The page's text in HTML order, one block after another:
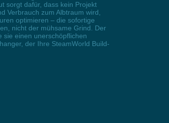
sorgt dafür, dass kein Projekt
Verbrauch zum Albtraum wird,
optimieren – die sofortige
nicht der mühsame Grind. Der
sie einen unerschöpflichen
der Ihre SteamWorld Build-